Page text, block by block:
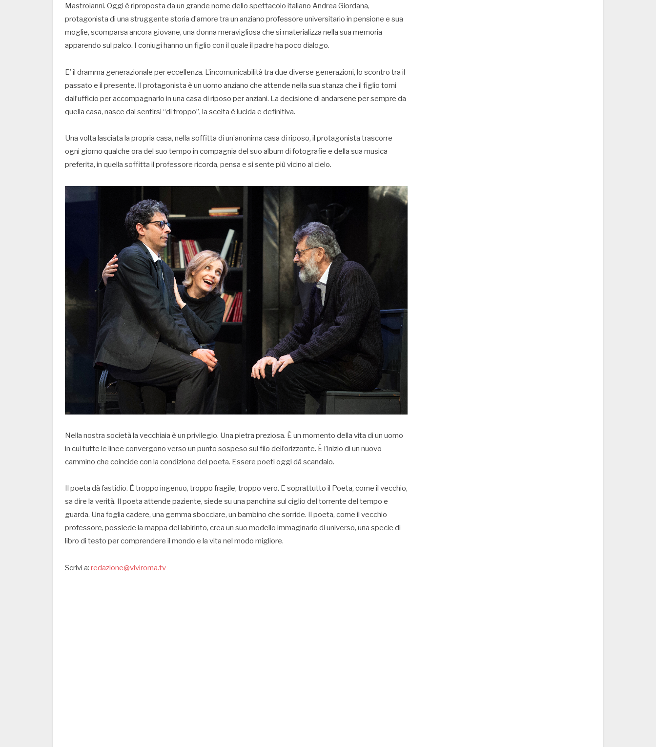
Mastroianni. Oggi è riproposta da un grande nome dello spettacolo italiano Andrea Giordana,
protagonista di una struggente storia d’amore tra un anziano professore universitario in pensione e sua
moglie, scomparsa ancora giovane, una donna meravigliosa che si materializza nella sua memoria
apparendo sul palco. I coniugi hanno un figlio con il quale il padre ha poco dialogo.
E’ il dramma generazionale per eccellenza. L’incomunicabilità tra due diverse generazioni, lo scontro tra il
passato e il presente. Il protagonista è un uomo anziano che attende nella sua stanza che il figlio torni
dall’ufficio per accompagnarlo in una casa di riposo per anziani. La decisione di andarsene per sempre da
quella casa, nasce dal sentirsi “di troppo”, la scelta è lucida e definitiva.
Una volta lasciata la propria casa, nella soffitta di un’anonima casa di riposo, il protagonista trascorre
ogni giorno qualche ora del suo tempo in compagnia del suo album di fotografie e della sua musica
preferita, in quella soffitta il professore ricorda, pensa e si sente più vicino al cielo.
Nella nostra società la vecchiaia è un privilegio. Una pietra preziosa. È un momento della vita di un uomo
in cui tutte le linee convergono verso un punto sospeso sul filo dell’orizzonte. È l’inizio di un nuovo
cammino che coincide con la condizione del poeta. Essere poeti oggi dà scandalo.
Il poeta dà fastidio. È troppo ingenuo, troppo fragile, troppo vero. E soprattutto il Poeta, come il vecchio,
sa dire la verità. Il poeta attende paziente, siede su una panchina sul ciglio del torrente del tempo e
guarda. Una foglia cadere, una gemma sbocciare, un bambino che sorride. Il poeta, come il vecchio
professore, possiede la mappa del labirinto, crea un suo modello immaginario di universo, una specie di
libro di testo per comprendere il mondo e la vita nel modo migliore.
Scrivi a: redazione@viviroma.tv